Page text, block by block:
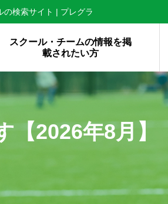
検索サイト | プレグラ
スクール・チームの情報を掲
載されたい方
【2026年8月】